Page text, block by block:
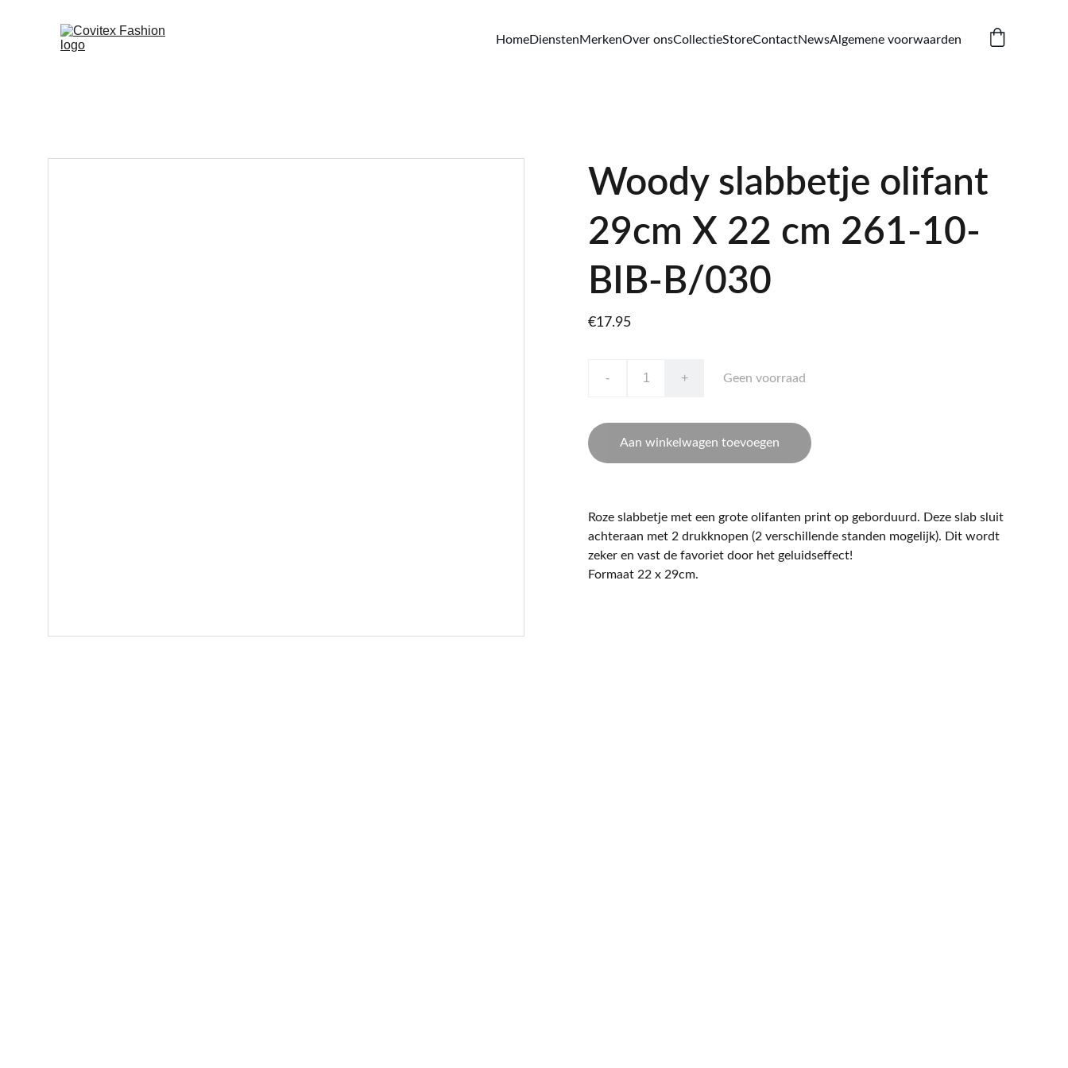
HomeDienstenMerkenOver onsCollectieStoreContactNewsAlgemene voorwaarden
Woody slabbetje olifant
29cm X 22 cm 261-10-
BIB-B/030
€17.95
- + Geen voorraad
Aan winkelwagen toevoegen
Roze slabbetje met een grote olifanten print op geborduurd. Deze slab sluit
achteraan met 2 drukknopen (2 verschillende standen mogelijk). Dit wordt
zeker en vast de favoriet door het geluidseffect!
Formaat 22 x 29cm.